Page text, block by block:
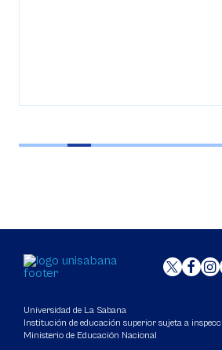
Universidad de La Sabana
Institución de educación superior sujeta a
Ministerio de Educación Nacional